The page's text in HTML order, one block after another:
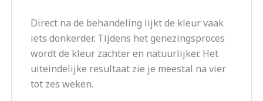
Direct na de behandeling lijkt de kleur vaak
iets donkerder. Tijdens het genezingsproces
wordt de kleur zachter en natuurlijker. Het
uiteindelijke resultaat zie je meestal na vier
tot zes weken.